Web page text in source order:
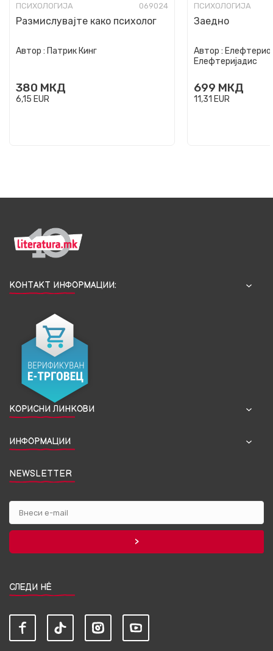
ПСИХОЛОГИЈА 069024
Размислувајте како психолог
Автор : Патрик Кинг
380 МКД
6,15 EUR
ПСИХОЛОГИЈА
Заедно
Автор :
Елефтеријадис
699 МКД
11,31 EUR
КОНТАКТ ИНФОРМАЦИИ:
КОРИСНИ ЛИНКОВИ
ИНФОРМАЦИИ
NEWSLETTER
СЛЕДИ НЀ